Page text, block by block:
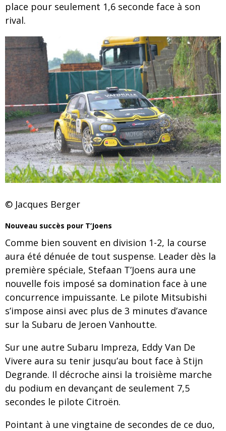
place pour seulement 1,6 seconde face à son
rival.
© Jacques Berger
Nouveau succès pour T’Joens
Comme bien souvent en division 1-2, la course
aura été dénuée de tout suspense. Leader dès la
première spéciale, Stefaan T’Joens aura une
nouvelle fois imposé sa domination face à une
concurrence impuissante. Le pilote Mitsubishi
s’impose ainsi avec plus de 3 minutes d’avance
sur la Subaru de Jeroen Vanhoutte.
Sur une autre Subaru Impreza, Eddy Van De
Vivere aura su tenir jusqu’au bout face à Stijn
Degrande. Il décroche ainsi la troisième marche
du podium en devançant de seulement 7,5
secondes le pilote Citroën.
Pointant à une vingtaine de secondes de ce duo,